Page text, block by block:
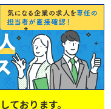
ております。